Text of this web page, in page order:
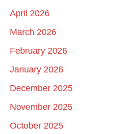
April 2026
March 2026
February 2026
January 2026
December 2025
November 2025
October 2025